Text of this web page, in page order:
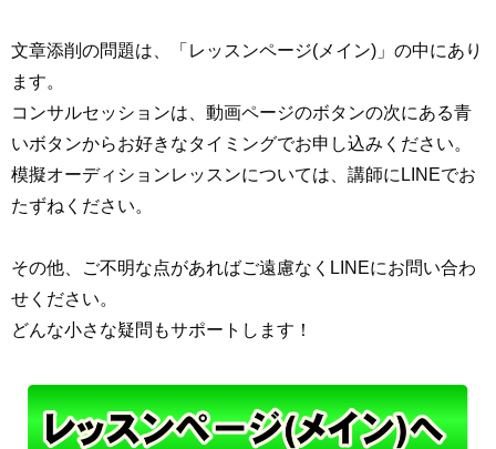
文章添削の問題は、
「レッスンページ(メイン)」の中にあり
ます。
コンサルセッションは、動画ページのボタンの次にある青
いボタンからお好きなタイミングでお申し込みください。
模擬オーディションレッスンについては、講師にLINEでお
たずねください。
その他、ご不明な点があればご遠慮なくLINEにお問い合わ
せください。
どんな小さな疑問もサポートします！